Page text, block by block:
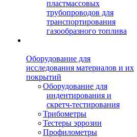
пластмассовых
трубопроводов для
транспортирования
газообразного топлива
Оборудование для
исследования материалов и их
покрытий
Оборудование для
индентирования и
скретч-тестирования
Трибометры
Тестеры эррозии
Профилометры